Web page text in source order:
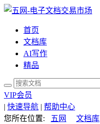
首页
文档库
AI写作
精品
VIP会员
| 快速导航 | 帮助中心
您所在位置:
五网 文档库